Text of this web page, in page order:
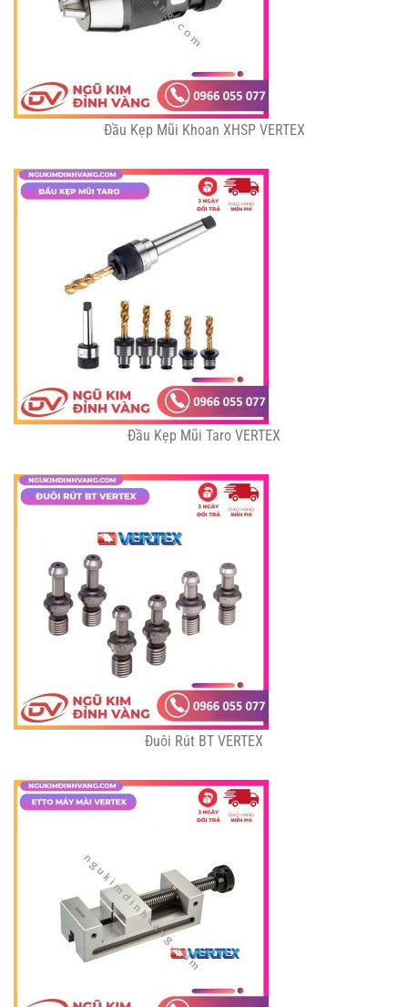
Đầu Kẹp Mũi Khoan XHSP VERTEX
Đầu Kẹp Mũi Taro VERTEX
Đuôi Rút BT VERTEX